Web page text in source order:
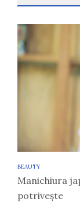
BEAUTY
Manichiura
potrivește